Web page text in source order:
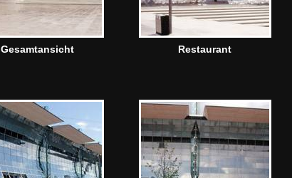
Gesamtansicht Restaurant